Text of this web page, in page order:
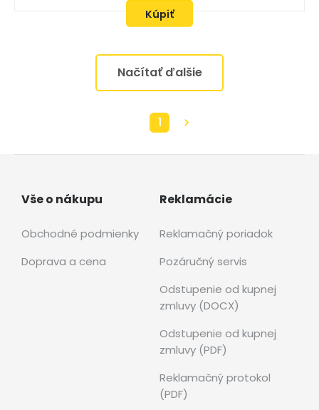
Kúpiť
Načítať ďalšie
1
Vše o nákupu
Obchodné podmienky
Doprava a cena
Reklamácie
Reklamačný poriadok
Pozáručný servis
Odstupenie od kupnej
zmluvy (DOCX)
Odstupenie od kupnej
zmluvy (PDF)
Reklamačný protokol
(PDF)